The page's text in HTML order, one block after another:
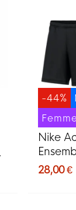
-44%
Nike
Noir
28,00 €